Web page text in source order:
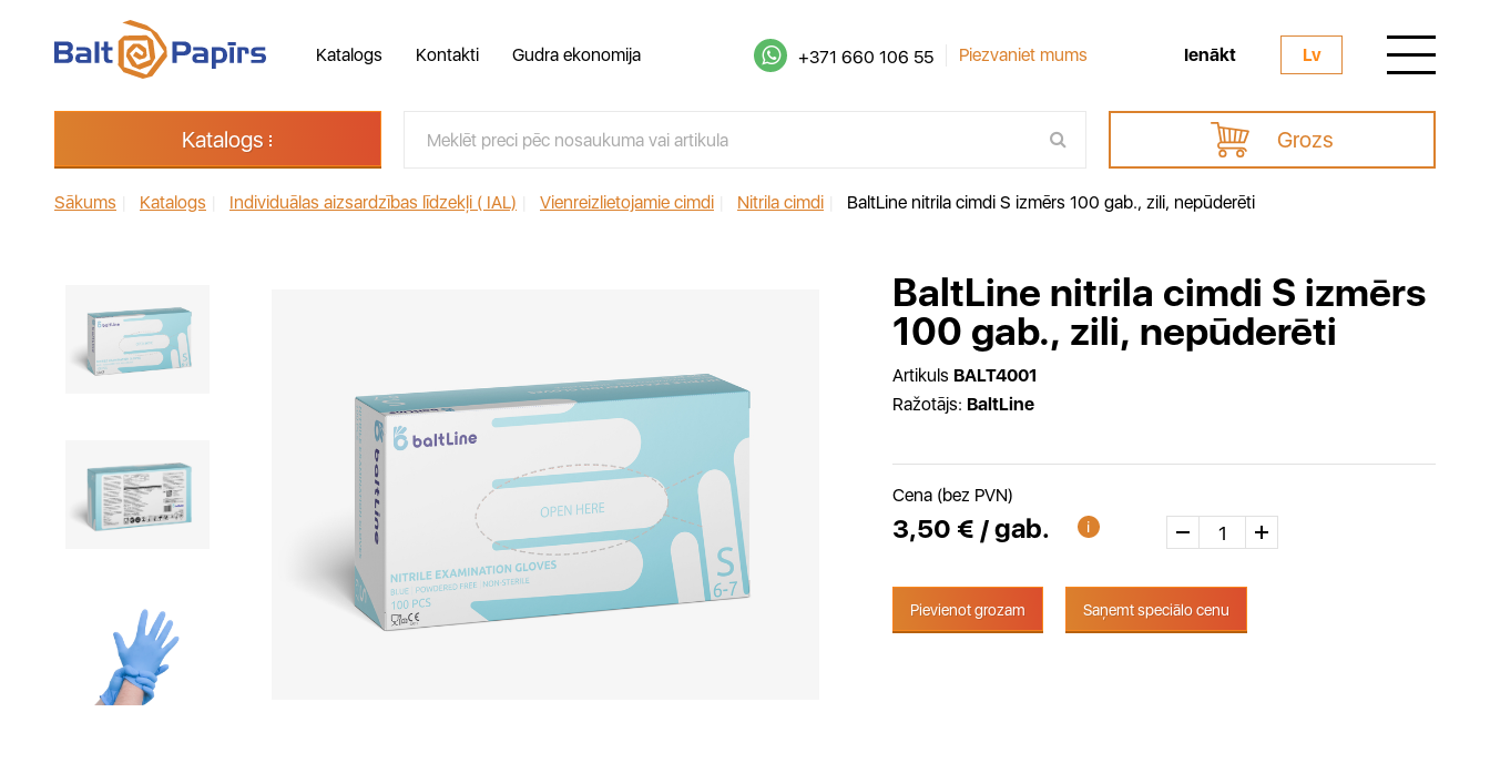
Katalogs Kontakti Gudra ekonomija +371 660 106 55 Piezvaniet mums Ienākt Lv
Katalogs Grozs
Sākums Katalogs Individuālas aizsardzības līdzekļi ( IAL) Vienreizlietojamie cimdi Nitrila cimdi BaltLine nitrila cimdi S izmērs 100 gab., zili, nepūderēti
BaltLine nitrila cimdi S izmērs
100 gab., zili, nepūderēti
Artikuls BALT4001
Ražotājs: BaltLine
Cena (bez PVN)
3,50 € / gab.
Pievienot grozam Saņemt speciālo cenu